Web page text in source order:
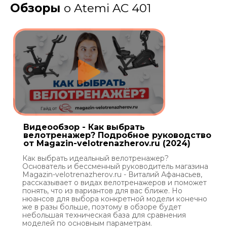
Обзоры о Atemi AC 401
Видеообзор - Как выбрать
велотренажер? Подробное руководство
от Magazin-velotrenazherov.ru (2024)
Как выбрать идеальный велотренажер?
Основатель и бессменный руководитель магазина
Magazin-velotrenazherov.ru - Виталий Афанасьев,
рассказывает о видах велотренажеров и поможет
понять, что из вариантов для вас ближе. Но
нюансов для выбора конкретной модели конечно
же в разы больше, поэтому в обзоре будет
небольшая техническая база для сравнения
моделей по основным параметрам.